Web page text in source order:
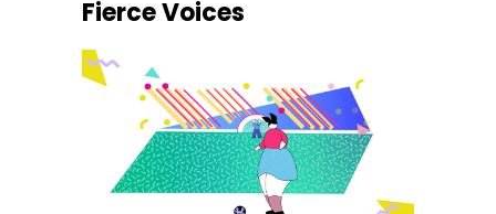
Fierce Voices